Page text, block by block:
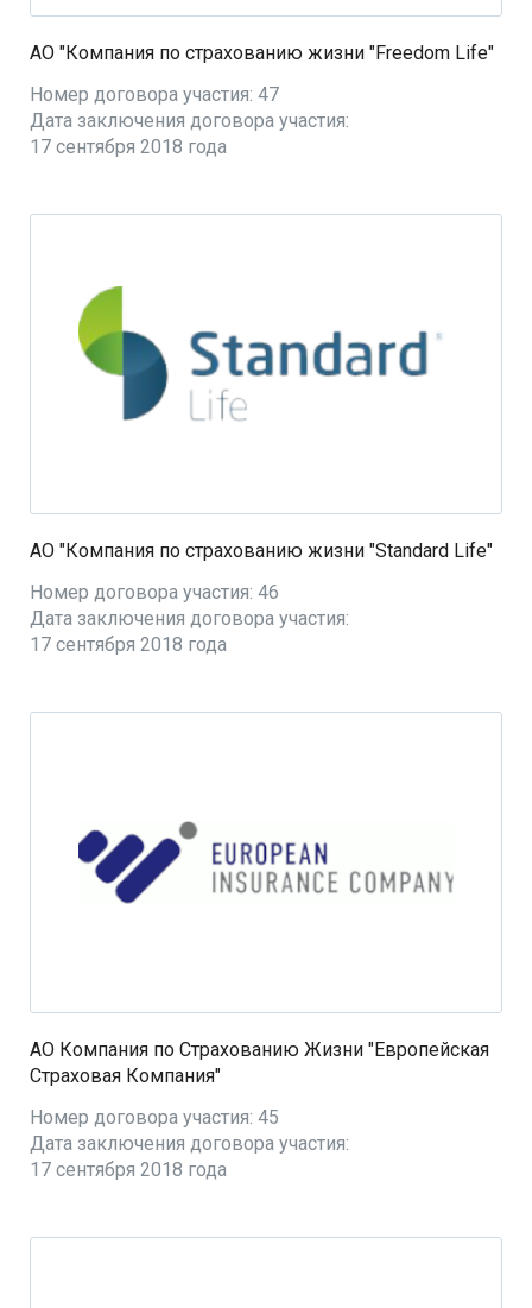
АО "Компания по страхованию жизни "Freedom Life"
Номер договора участия: 47
Дата заключения договора участия:
17 сентября 2018 года
АО "Компания по страхованию жизни "Standard Life"
Номер договора участия: 46
Дата заключения договора участия:
17 сентября 2018 года
АО Компания по Страхованию Жизни "Европейская
Страховая Компания"
Номер договора участия: 45
Дата заключения договора участия:
17 сентября 2018 года